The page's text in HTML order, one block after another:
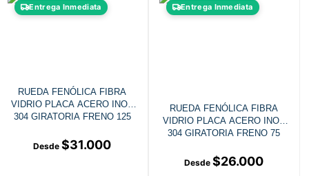
Entrega Inmediata
RUEDA FENÓLICA FIBRA
VIDRIO PLACA ACERO INOX
304 GIRATORIA FRENO 125
$31.000
Entrega Inmediata
RUEDA FENÓLICA FIBRA
VIDRIO PLACA ACERO INOX
304 GIRATORIA FRENO 75
$26.000